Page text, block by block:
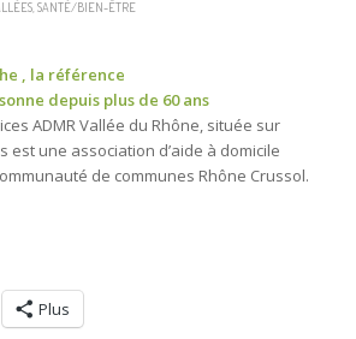
, SANTÉ/BIEN-ÊTRE
, la référence
depuis plus de 60 ans
ADMR Vallée du Rhône, située sur
est une association d’aide à domicile
de communes Rhône Crussol.
Plus